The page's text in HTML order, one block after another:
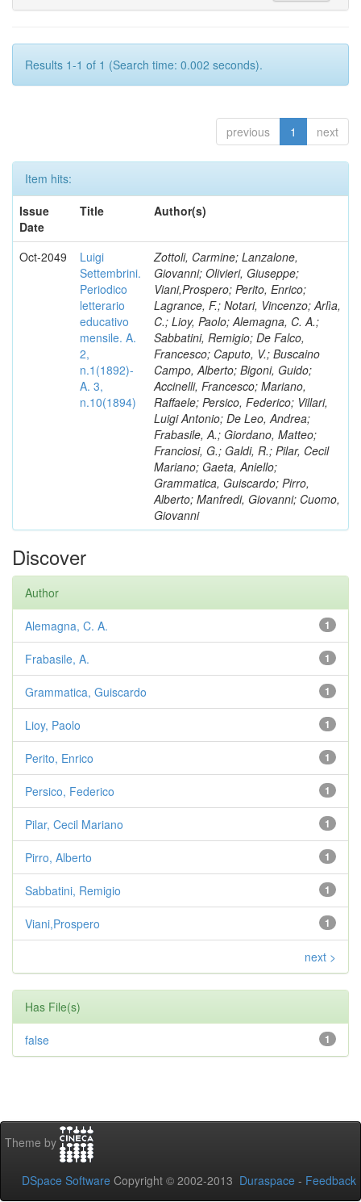
Results 1-1 of 1 (Search time: 0.002 seconds).
previous 1 next
Item hits:
Issue
Date
Title Author(s)
Oct-2049
Luigi
Settembrini.
Periodico
letterario
educativo
mensile. A.
2,
n.1(1892)-
A. 3,
n.10(1894)
Zottoli, Carmine; Lanzalone,
Giovanni; Olivieri, Giuseppe;
Viani,Prospero; Perito, Enrico;
Lagrance, F.; Notari, Vincenzo; Arlìa,
C.; Lioy, Paolo; Alemagna, C. A.;
Sabbatini, Remigio; De Falco,
Francesco; Caputo, V.; Buscaino
Campo, Alberto; Bigoni, Guido;
Accinelli, Francesco; Mariano,
Raffaele; Persico, Federico; Villari,
Luigi Antonio; De Leo, Andrea;
Frabasile, A.; Giordano, Matteo;
Franciosi, G.; Galdi, R.; Pilar, Cecil
Mariano; Gaeta, Aniello;
Grammatica, Guiscardo; Pirro,
Alberto; Manfredi, Giovanni; Cuomo,
Giovanni
Discover
Author
1
Alemagna, C. A.
1
Frabasile, A.
1
Grammatica, Guiscardo
1
Lioy, Paolo
1
Perito, Enrico
1
Persico, Federico
1
Pilar, Cecil Mariano
1
Pirro, Alberto
1
Sabbatini, Remigio
1
Viani,Prospero
next >
Has File(s)
1
false
Theme by
DSpace Software Copyright © 2002-2013 Duraspace - Feedback